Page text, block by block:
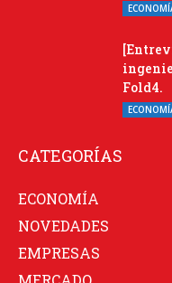
Fold4.
CATEGORÍAS
ECONOMÍA
NOVEDADES
EMPRESAS